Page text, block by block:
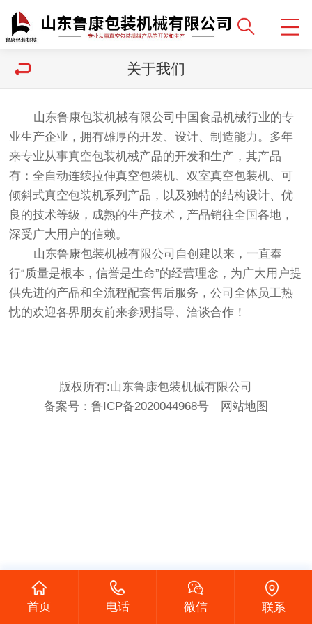
关于我们
山东鲁康包装机械有限公司中国食品机械行业的专
业生产企业，拥有雄厚的开发、设计、制造能力。多年
来专业从事真空包装机械产品的开发和生产，其产品
有：全自动连续拉伸真空包装机、双室真空包装机、可
倾斜式真空包装机系列产品，以及独特的结构设计、优
良的技术等级，成熟的生产技术，产品销往全国各地，
深受广大用户的信赖。
山东鲁康包装机械有限公司自创建以来，一直奉
行“质量是根本，信誉是生命”的经营理念，为广大用户提
供先进的产品和全流程配套售后服务，公司全体员工热
忱的欢迎各界朋友前来参观指导、洽谈合作！
版权所有:山东鲁康包装机械有限公司
备案号： 鲁ICP备2020044968号 网站地图
首页 电话 微信 联系